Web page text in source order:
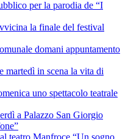
per la parodia de “I
la finale del festival
domani appuntamento
in scena la vita di
uno spettacolo teatrale
a Palazzo San Giorgio